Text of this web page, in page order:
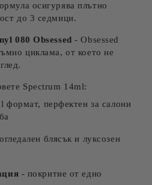
осигурява плътно
до 3 седмици.
080 Obsessed - Obsessed
циклама, от което не
Spectrum 14ml:
формат, перфектен за салони
блясък и луксозен
- покритие от едно